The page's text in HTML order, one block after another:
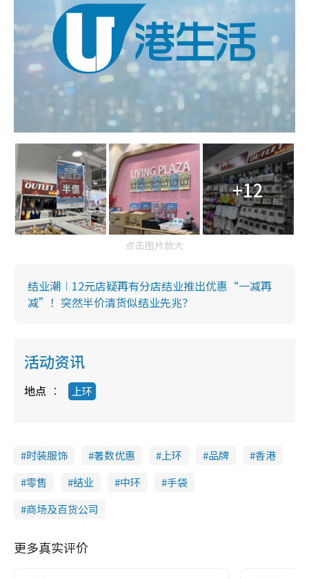
+12
点击图片放大
结业潮︱12元店疑再有分店结业推出优惠“一减再
减”！突然半价清货似结业先兆？
活动资讯
地点 上环
时装服饰 著数优惠 上环 品牌
香港
零售
结业 中环
手袋
商场及百货公司
更多真实评价